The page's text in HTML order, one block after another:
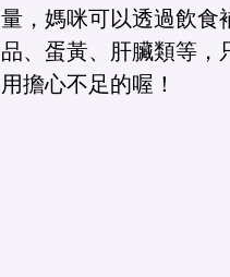
，媽咪可以透過飲食
、蛋黃、肝臟類等，
擔心不足的喔！